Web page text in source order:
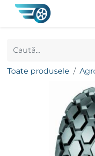
Toate produsele